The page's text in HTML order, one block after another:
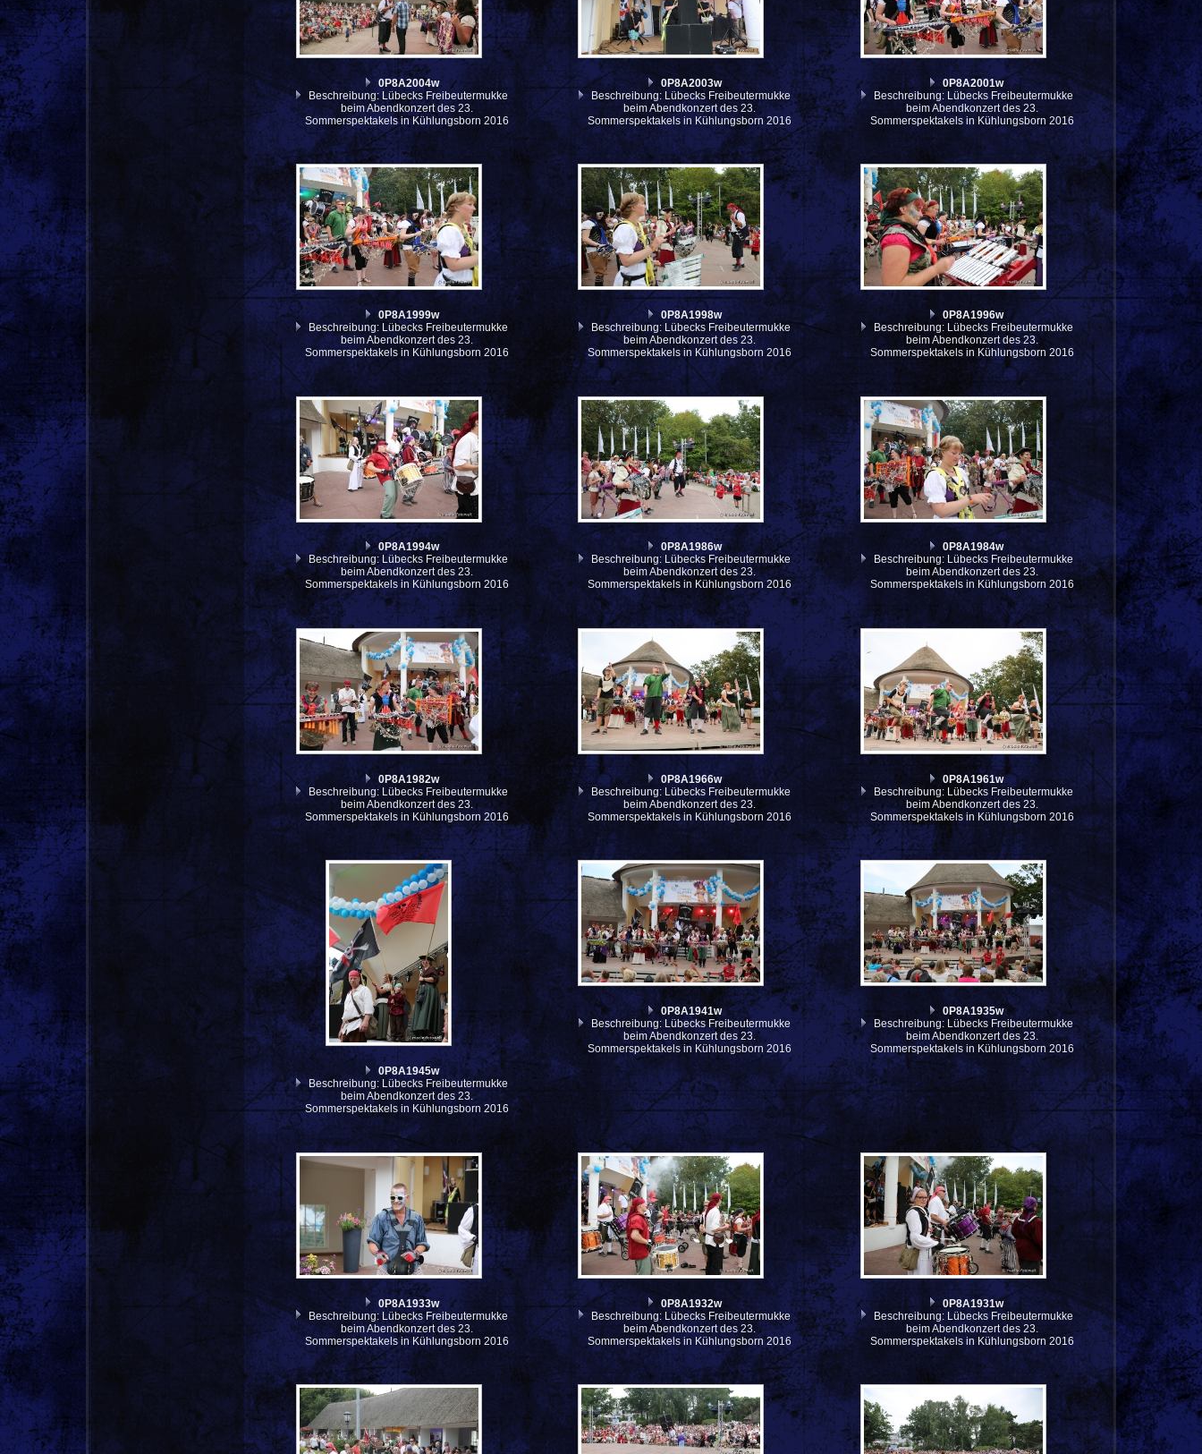
0P8A2004w
Beschreibung: Lübecks Freibeutermukke
beim Abendkonzert des 23.
Sommerspektakels in Kühlungsborn 2016
0P8A2003w
Beschreibung: Lübecks Freibeutermukke
beim Abendkonzert des 23.
Sommerspektakels in Kühlungsborn 2016
0P8A2001w
Beschreibung: Lübecks Freibeutermukke
beim Abendkonzert des 23.
Sommerspektakels in Kühlungsborn 2016
0P8A1999w
Beschreibung: Lübecks Freibeutermukke
beim Abendkonzert des 23.
Sommerspektakels in Kühlungsborn 2016
0P8A1998w
Beschreibung: Lübecks Freibeutermukke
beim Abendkonzert des 23.
Sommerspektakels in Kühlungsborn 2016
0P8A1996w
Beschreibung: Lübecks Freibeutermukke
beim Abendkonzert des 23.
Sommerspektakels in Kühlungsborn 2016
0P8A1994w
Beschreibung: Lübecks Freibeutermukke
beim Abendkonzert des 23.
Sommerspektakels in Kühlungsborn 2016
0P8A1986w
Beschreibung: Lübecks Freibeutermukke
beim Abendkonzert des 23.
Sommerspektakels in Kühlungsborn 2016
0P8A1984w
Beschreibung: Lübecks Freibeutermukke
beim Abendkonzert des 23.
Sommerspektakels in Kühlungsborn 2016
0P8A1982w
Beschreibung: Lübecks Freibeutermukke
beim Abendkonzert des 23.
Sommerspektakels in Kühlungsborn 2016
0P8A1966w
Beschreibung: Lübecks Freibeutermukke
beim Abendkonzert des 23.
Sommerspektakels in Kühlungsborn 2016
0P8A1961w
Beschreibung: Lübecks Freibeutermukke
beim Abendkonzert des 23.
Sommerspektakels in Kühlungsborn 2016
0P8A1945w
Beschreibung: Lübecks Freibeutermukke
beim Abendkonzert des 23.
Sommerspektakels in Kühlungsborn 2016
0P8A1941w
Beschreibung: Lübecks Freibeutermukke
beim Abendkonzert des 23.
Sommerspektakels in Kühlungsborn 2016
0P8A1935w
Beschreibung: Lübecks Freibeutermukke
beim Abendkonzert des 23.
Sommerspektakels in Kühlungsborn 2016
0P8A1933w
Beschreibung: Lübecks Freibeutermukke
beim Abendkonzert des 23.
Sommerspektakels in Kühlungsborn 2016
0P8A1932w
Beschreibung: Lübecks Freibeutermukke
beim Abendkonzert des 23.
Sommerspektakels in Kühlungsborn 2016
0P8A1931w
Beschreibung: Lübecks Freibeutermukke
beim Abendkonzert des 23.
Sommerspektakels in Kühlungsborn 2016